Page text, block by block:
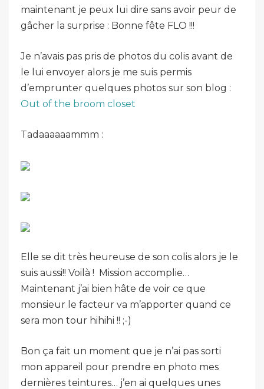
maintenant je peux lui dire sans avoir peur de
gâcher la surprise : Bonne fête FLO !!!
Je n’avais pas pris de photos du colis avant de
le lui envoyer alors je me suis permis
d’emprunter quelques photos sur son blog :
Out of the broom closet
Tadaaaaaammm :
Elle se dit très heureuse de son colis alors je le
suis aussi!! Voilà ! Mission accomplie…
Maintenant j’ai bien hâte de voir ce que
monsieur le facteur va m’apporter quand ce
sera mon tour hihihi !! ;-)
Bon ça fait un moment que je n’ai pas sorti
mon appareil pour prendre en photo mes
dernières teintures… j’en ai quelques unes